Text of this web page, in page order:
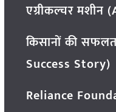
एग्रीकल्चर
किसानों की
Success Story)
Reliance